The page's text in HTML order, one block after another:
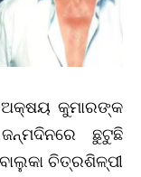
ଅକ୍ଷୟ କୁମାରଙ୍କ
ଛୁଟୁଛି
ଚିତ୍ରଶିଳ୍ପୀ